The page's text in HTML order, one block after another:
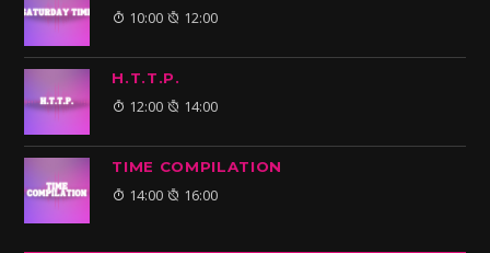
10:00 12:00
H.T.T.P.
12:00 14:00
TIME COMPILATION
14:00 16:00